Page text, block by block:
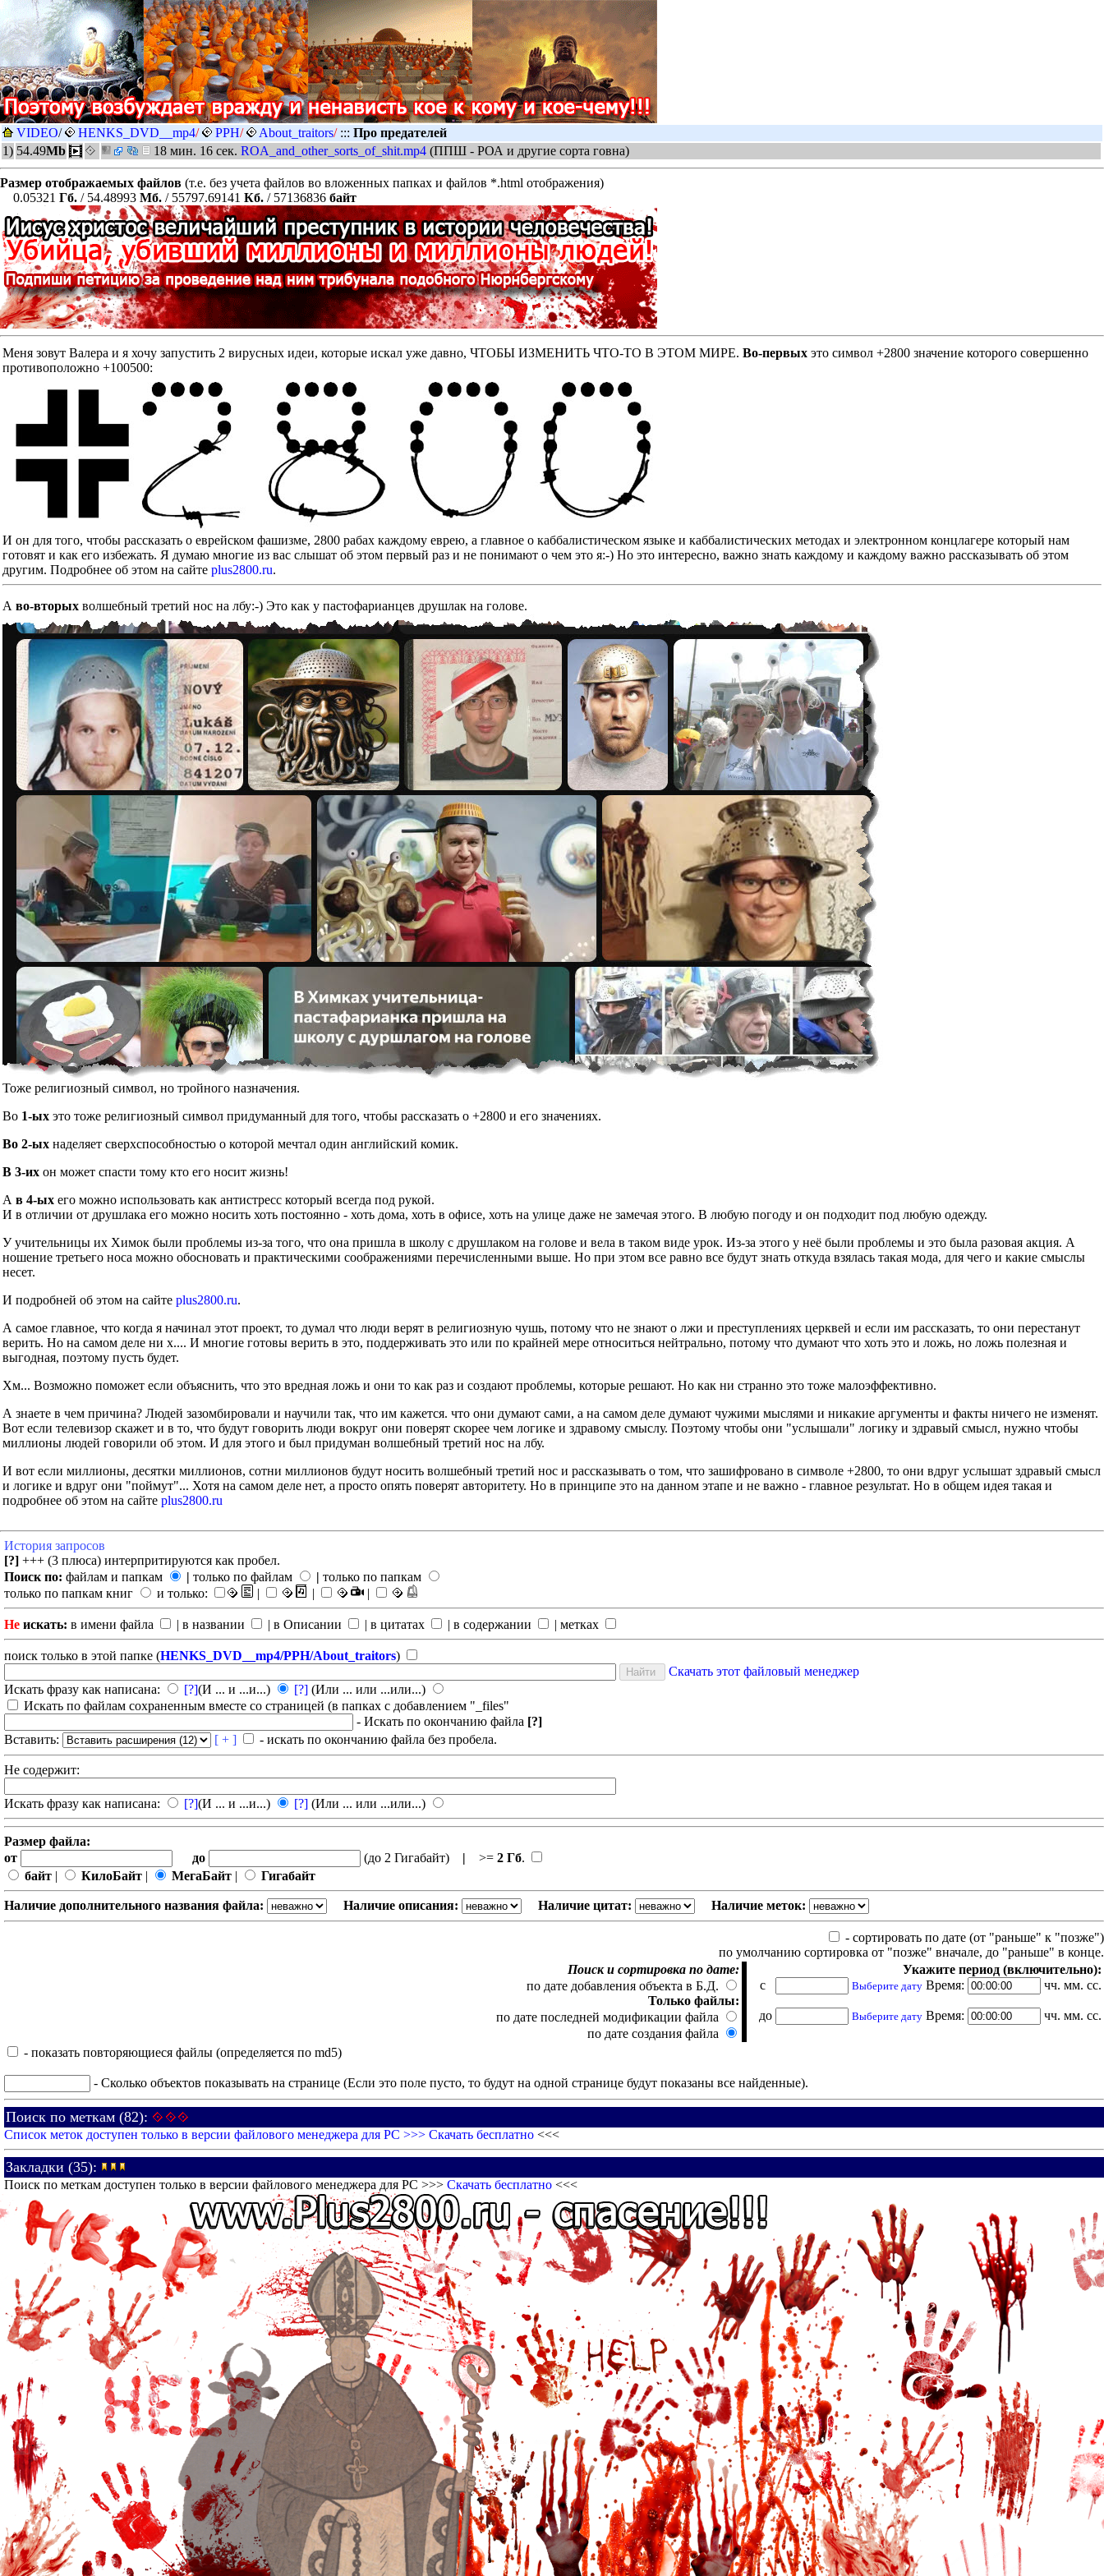
VIDEO/ HENKS_DVD__mp4/ PPH/ About_traitors/::: Про предателей
1) 54.49Mb 18 мин. 16 сек. ROA_and_other_sorts_of_shit.mp4 (ППШ - РОА и другие сорта говна)
Размер отображаемых файлов (т.е. без учета файлов во вложенных папках и файлов *.html отображения)
0.05321 Гб. / 54.48993 Мб. / 55797.69141 Кб. / 57136836 байт
Меня зовут Валера и я хочу запустить 2 вирусных идеи, которые искал уже давно, ЧТОБЫ ИЗМЕНИТЬ ЧТО-ТО В ЭТОМ МИРЕ. Во-первых это символ +2800 значение которого совершенно
противоположно +100500:
И он для того, чтобы рассказать о еврейском фашизме, 2800 рабах каждому еврею, а главное о каббалистическом языке и каббалистических методах и электронном концлагере который нам
готовят и как его избежать. Я думаю многие из вас слышат об этом первый раз и не понимают о чем это я:-) Но это интересно, важно знать каждому и каждому важно рассказывать об этом
другим. Подробнее об этом на сайте plus2800.ru.
А во-вторых волшебный третий нос на лбу:-) Это как у пастофарианцев друшлак на голове.
Тоже религиозный символ, но тройного назначения.
Во 1-ых это тоже религиозный символ придуманный для того, чтобы рассказать о +2800 и его значениях.
Во 2-ых наделяет сверхспособностью о которой мечтал один английский комик.
В 3-их он может спасти тому кто его носит жизнь!
А в 4-ых его можно использовать как антистресс который всегда под рукой.
И в отличии от друшлака его можно носить хоть постоянно - хоть дома, хоть в офисе, хоть на улице даже не замечая этого. В любую погоду и он подходит под любую одежду.
У учительницы их Химок были проблемы из-за того, что она пришла в школу с друшлаком на голове и вела в таком виде урок. Из-за этого у неё были проблемы и это была разовая акция. А
ношение третьего носа можно обосновать и практическими соображениями перечисленными выше. Но при этом все равно все будут знать откуда взялась такая мода, для чего и какие смыслы
несет.
И подробней об этом на сайте plus2800.ru.
А самое главное, что когда я начинал этот проект, то думал что люди верят в религиозную чушь, потому что не знают о лжи и преступлениях церквей и если им рассказать, то они перестанут
верить. Но на самом деле ни х.... И многие готовы верить в это, поддерживать это или по крайней мере относиться нейтрально, потому что думают что хоть это и ложь, но ложь полезная и
выгодная, поэтому пусть будет.
Хм... Возможно поможет если объяснить, что это вредная ложь и они то как раз и создают проблемы, которые решают. Но как ни странно это тоже малоэффективно.
А знаете в чем причина? Людей зазомбировали и научили так, что им кажется. что они думают сами, а на самом деле думают чужими мыслями и никакие аргументы и факты ничего не изменят.
Вот если телевизор скажет и в то, что будут говорить люди вокруг они поверят скорее чем логике и здравому смыслу. Поэтому чтобы они "услышали" логику и здравый смысл, нужно чтобы
миллионы людей говорили об этом. И для этого и был придуман волшебный третий нос на лбу.
И вот если миллионы, десятки миллионов, сотни миллионов будут носить волшебный третий нос и рассказывать о том, что зашифровано в символе +2800, то они вдруг услышат здравый смысл
и логике и вдруг они "поймут"... Хотя на самом деле нет, а просто опять поверят авторитету. Но в принципе это на данном этапе и не важно - главное результат. Но в общем идея такая и
подробнее об этом на сайте plus2800.ru
История запросов
[?] +++ (3 плюса) интерпритируются как пробел.
Поиск по: файлам и папкам | только по файлам | только по папкам
только по папкам книг
и только: | | |
Не искать: в имени файла | в названии | в Описании | в цитатах | в содержании | метках
поиск только в этой папке (HENKS_DVD__mp4/PPH/About_traitors)
Скачать этот файловый менеджер
Искать фразу как написана:
[?](И ... и ...и...) [?] (Или ... или ...или...)
Искать по файлам сохраненным вместе со страницей (в папках с добавлением "_files"
- Искать по окончанию файла [?]
Вставить:
[ + ] - искать по окончанию файла без пробела.
Не содержит:
Искать фразу как написана: [?](И ... и ...и...) [?] (Или ... или ...или...)
Размер файла:
от
до (до 2 Гигабайт) | >= 2 Гб.
байт | КилоБайт | МегаБайт | Гигабайт
Наличие дополнительного названия файла: Наличие описания: Наличие цитат: Наличие меток:
- сортировать по дате (от "раньше" к "позже")
по умолчанию сортировка от "позже" вначале, до "раньше" в конце.
Поиск и сортировка по дате:
по дате добавления объекта в Б.Д.
Только файлы:
по дате последней модификации файла
по дате создания файла
Укажите период (включительно):
с
Выберите дату Время: чч. мм. сс.
до Выберите дату Время: чч. мм. сс.
- показать повторяющиеся файлы (определяется по md5)
- Сколько объектов показывать на странице (Если это поле пусто, то будут на одной странице будут показаны все найденные).
Поиск по меткам (82):
Список меток доступен только в версии файлового менеджера для PC >>> Скачать бесплатно <<<
Закладки (35):
Поиск по меткам доступен только в версии файлового менеджера для PC >>> Скачать бесплатно <<<